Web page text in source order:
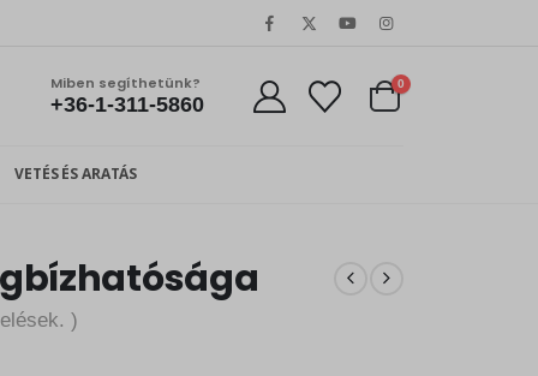
Miben segíthetünk?
+36-1-311-5860
0
VETÉS ÉS ARATÁS
)